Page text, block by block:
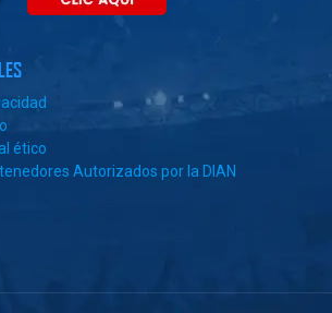
ético
Autorizados por la DIAN